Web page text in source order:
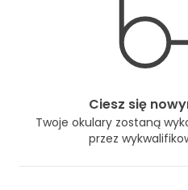
Ciesz się
Twoje okulary zostaną
przez